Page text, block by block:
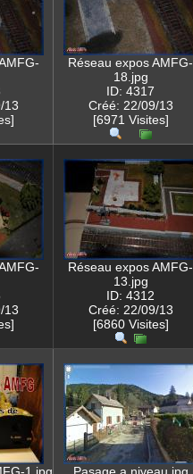
13
Réseau expos AMFG-
18.jpg
ID: 4317
Créé: 22/09/13
[6971 Visites]
13
Réseau expos AMFG-
13.jpg
ID: 4312
Créé: 22/09/13
[6860 Visites]